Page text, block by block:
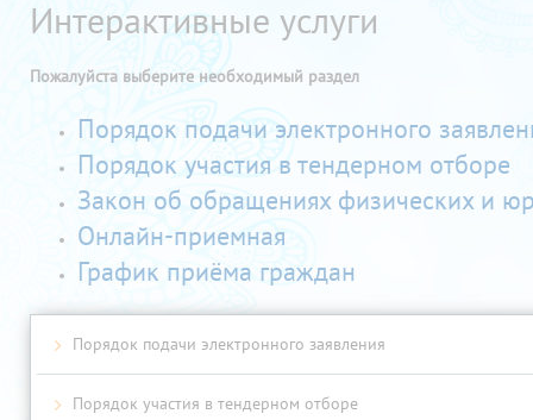
Интерактивные услуги
Пожалуйста выберите необходимый раздел
Порядок подачи электронного
Порядок участия в тендерном отборе
Закон об обращениях физических и
Онлайн-приемная
График приёма граждан
Порядок подачи электронного заявления
Порядок участия в тендерном отборе